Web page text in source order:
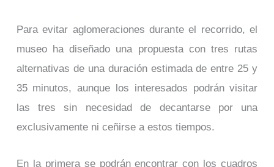
Para evitar aglomeraciones durante el recorrido, el
museo ha diseñado una propuesta con tres rutas
alternativas de una duración estimada de entre 25 y
35 minutos, aunque los interesados podrán visitar
las tres sin necesidad de decantarse por una
exclusivamente ni ceñirse a estos tiempos.
En la primera se podrán encontrar con los cuadros